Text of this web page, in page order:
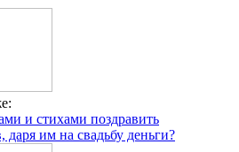
и стихами поздравить
даря им на свадьбу деньги?